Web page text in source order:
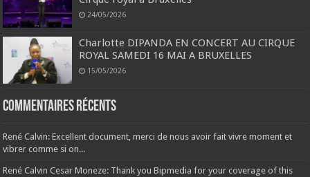
24/05/2026
Charlotte DIPANDA EN CONCERT AU CIRQUE
ROYAL SAMEDI 16 MAI A BRUXELLES
15/05/2026
Commentaires récents
René Calvin: Excellent document, merci de nous avoir fait vivre moment et
vibrer comme si on...
René Calvin Cesar Moneze: Thank you Bipmedia for your coverage of this